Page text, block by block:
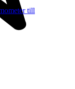
till